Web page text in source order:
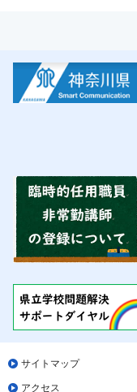
サイトマップ
アクセス